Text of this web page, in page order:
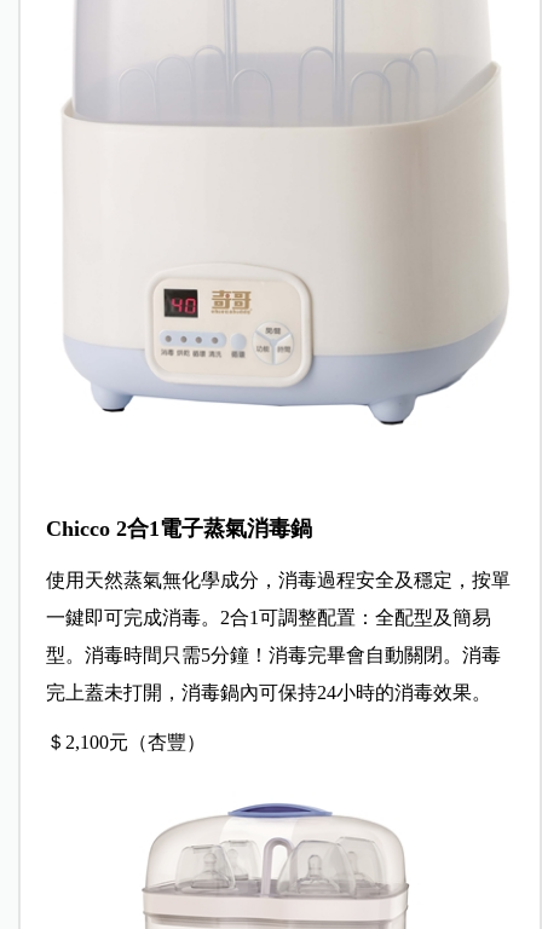
Chicco 2合1電子蒸氣消毒鍋
使用天然蒸氣無化學成分，消毒過程安全及穩定，按單
一鍵即可完成消毒。2合1可調整配置：全配型及簡易
型。消毒時間只需5分鐘！消毒完畢會自動關閉。消毒
完上蓋未打開，消毒鍋內可保持24小時的消毒效果。
＄2,100元（杏豐）